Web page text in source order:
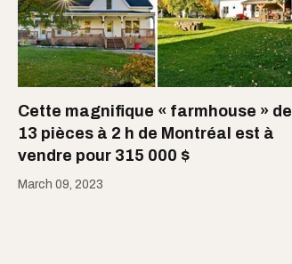
Cette magnifique « farmhouse » de
13 pièces à 2 h de Montréal est à
vendre pour 315 000 $
March 09, 2023